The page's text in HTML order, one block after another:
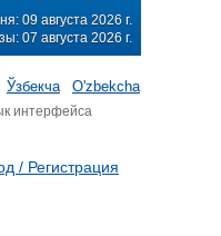
09 августа 2026 г.
07 августа 2026 г.
Ўзбекча O'zbekcha
интерфейса
/ Регистрация